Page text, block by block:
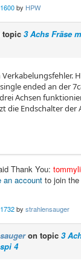
by HPW
3 Achs Fräse
ended an der
Achsen
die Endschalter der
Thank You:
an account to join
by strahlensauger
on topic 3
4